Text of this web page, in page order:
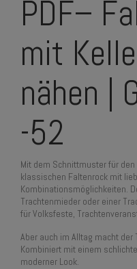
PDF–
mit
nähen |
-52
Mit dem Schnittmuster für den
klassischen Faltenrock mit
Kombinationsmöglichkeiten.
Trachtenmieder oder einer
für Volksfeste,
Aber auch im Alltag macht
Kombiniert mit einem
moderner Look.